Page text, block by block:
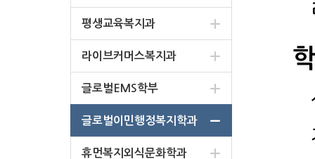
평생교육복지과
라이브커머스복지과
글로벌EMS학부
글로벌이민행정복지학과
휴먼복지외식문화학과